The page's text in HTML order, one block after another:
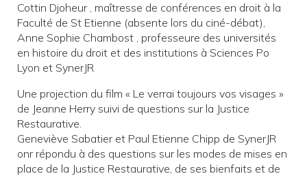
Cottin Djoheur , maîtresse de conférences en droit à la
Faculté de St Etienne (absente lors du ciné-débat),
Anne Sophie Chambost , professeure des universités
en histoire du droit et des institutions à Sciences Po
Lyon et SynerJR
Une projection du film « Le verrai toujours vos visages »
de Jeanne Herry suivi de questions sur la Justice
Restaurative.
Geneviève Sabatier et Paul Etienne Chipp de SynerJR
onr répondu à des questions sur les modes de mises en
place de la Justice Restaurative, de ses bienfaits et de